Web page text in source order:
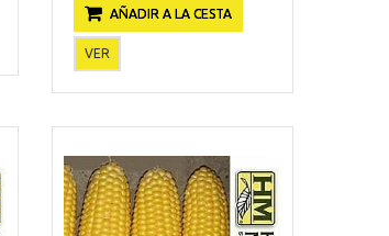
AÑADIR A LA CESTA
VER